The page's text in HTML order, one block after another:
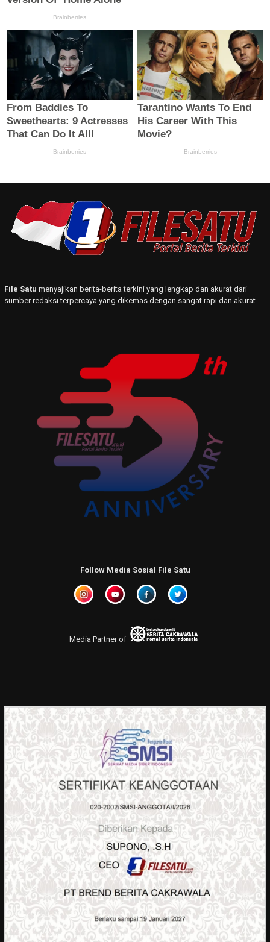
File Satu menyajikan berita-berita terkini yang lengkap dan akurat dari
sumber redaksi terpercaya yang dikemas dengan sangat rapi dan akurat.
Follow Media Sosial File Satu
Media Partner of